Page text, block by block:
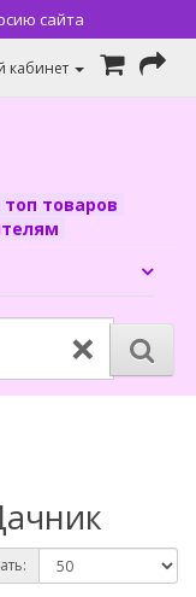
сайта
кабинет
топ товаров
×